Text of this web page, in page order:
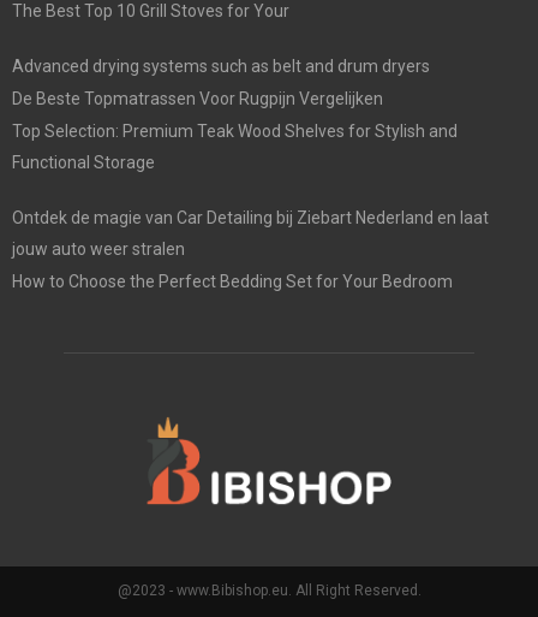
The Best Top 10 Grill Stoves for Your
Advanced drying systems such as belt and drum dryers
De Beste Topmatrassen Voor Rugpijn Vergelijken
Top Selection: Premium Teak Wood Shelves for Stylish and
Functional Storage
Ontdek de magie van Car Detailing bij Ziebart Nederland en laat
jouw auto weer stralen
How to Choose the Perfect Bedding Set for Your Bedroom
@2023 - www.Bibishop.eu. All Right Reserved.